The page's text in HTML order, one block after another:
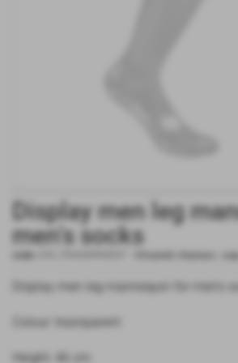
Display men leg
men's socks
Display men leg mannequin for men's
Colour: trasnparent
Height: 46 cm